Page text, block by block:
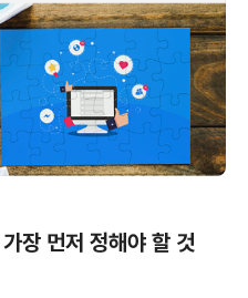
장 먼저 정해야 할 것